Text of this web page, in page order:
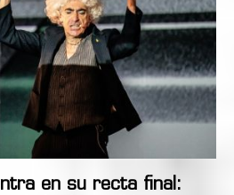
en su recta final: